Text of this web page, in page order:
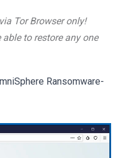
Tor Browser only!
to restore any one
Ransomware-